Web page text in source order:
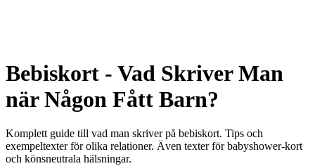
Bebiskort - Vad Skriver Man
när Någon Fått Barn?
Komplett guide till vad man skriver på bebiskort. Tips och
exempeltexter för olika relationer. Även texter för babyshower-kort
och könsneutrala hälsningar.